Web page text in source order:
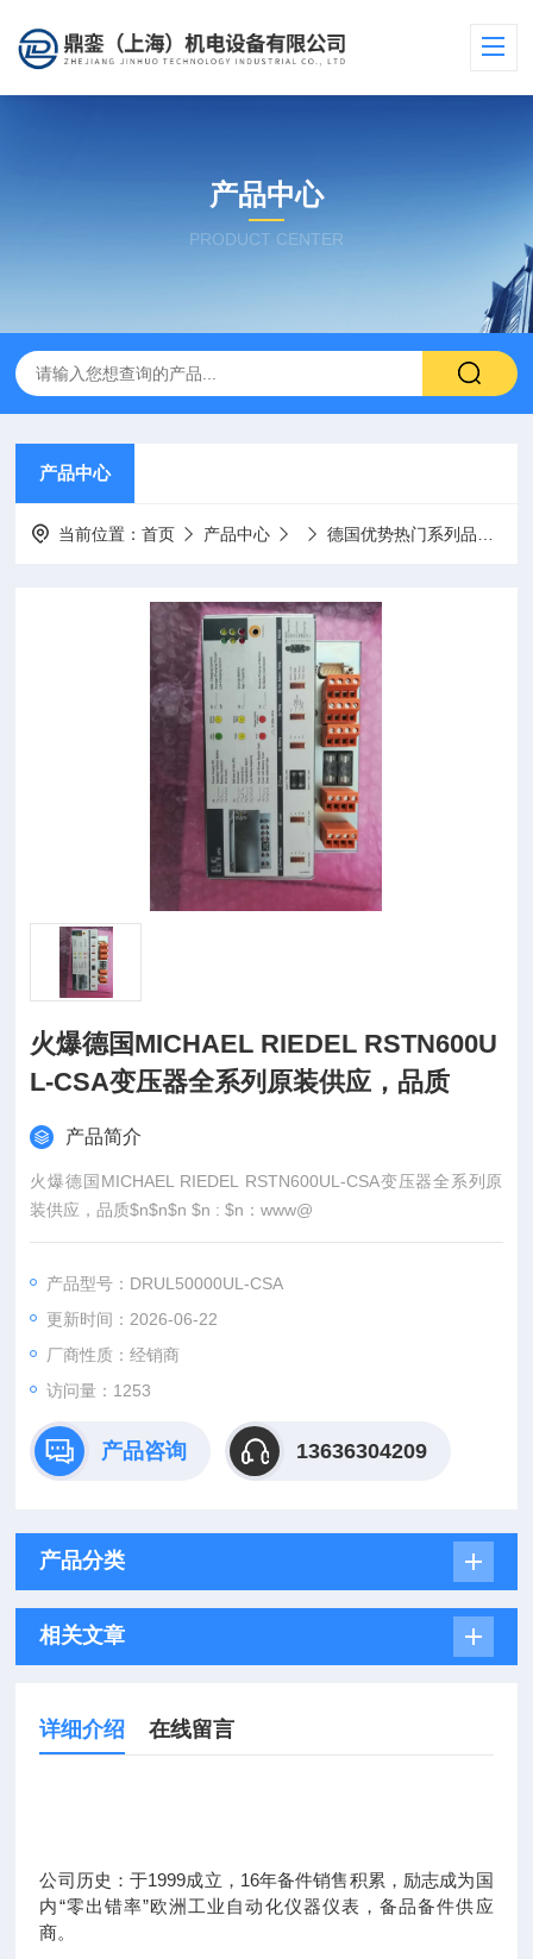
产品中心
PRODUCT CENTER
产品中心
当前位置：首页 产品中心 德国优势热门系列品牌
火爆德国MICHAEL RIEDEL RSTN600U
L-CSA变压器全系列原装供应，品质
产品简介
火爆德国MICHAEL RIEDEL RSTN600UL-CSA变压器全系列原
装供应，品质$n$n$n $n : $n：www@
产品型号：DRUL50000UL-CSA
更新时间：2026-06-22
厂商性质：经销商
访问量：1253
产品咨询 13636304209
产品分类
相关文章
详细介绍 在线留言
公司历史：于1999成立，16年备件销售积累，励志成为国
内“零出错率”欧洲工业自动化仪器仪表，备品备件供应
商。